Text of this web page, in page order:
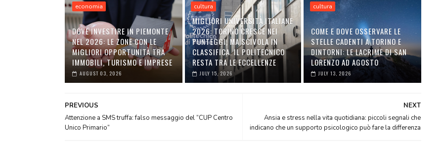
economia
DOVE INVESTIRE IN PIEMONTE
NEL 2026: LE ZONE CON LE
MIGLIORI OPPORTUNITÀ TRA
IMMOBILI, TURISMO E IMPRESE
AUGUST 03, 2026
cultura
MIGLIORI UNIVERSITÀ ITALIANE
2026: TORINO CRESCE NEI
PUNTEGGI, MA SCIVOLA IN
CLASSIFICA. IL POLITECNICO
RESTA TRA LE ECCELLENZE
JULY 15, 2026
cultura
COME E DOVE OSSERVARE LE
STELLE CADENTI A TORINO E
DINTORNI: LE LACRIME DI SAN
LORENZO AD AGOSTO
JULY 13, 2026
NEXT
Ansia e stress nella vita quotidiana: piccoli segnali che
indicano che un supporto psicologico può fare la differenza
PREVIOUS
Attenzione a SMS truffa: falso messaggio del “CUP Centro
Unico Primario”